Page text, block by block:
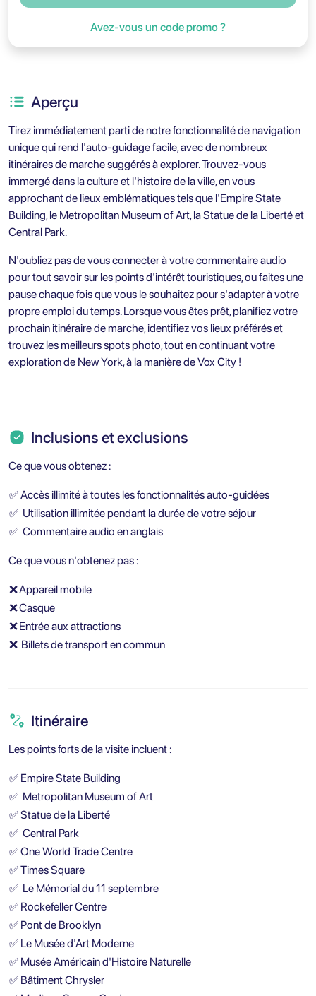
Avez-vous un code promo ?
Aperçu
Tirez immédiatement parti de notre fonctionnalité de navigation
unique qui rend l'auto-guidage facile, avec de nombreux
itinéraires de marche suggérés à explorer. Trouvez-vous
immergé dans la culture et l'histoire de la ville, en vous
approchant de lieux emblématiques tels que l'Empire State
Building, le Metropolitan Museum of Art, la Statue de la Liberté et
Central Park.
N'oubliez pas de vous connecter à votre commentaire audio
pour tout savoir sur les points d'intérêt touristiques, ou faites une
pause chaque fois que vous le souhaitez pour s'adapter à votre
propre emploi du temps. Lorsque vous êtes prêt, planifiez votre
prochain itinéraire de marche, identifiez vos lieux préférés et
trouvez les meilleurs spots photo, tout en continuant votre
exploration de New York, à la manière de Vox City !
Inclusions et exclusions
Ce que vous obtenez :
✅Accès illimité à toutes les fonctionnalités auto-guidées
✅ Utilisation illimitée pendant la durée de votre séjour
✅ Commentaire audio en anglais
Ce que vous n'obtenez pas :
❌Appareil mobile
❌Casque
❌Entrée aux attractions
❌ Billets de transport en commun
Itinéraire
Les points forts de la visite incluent :
✅ Empire State Building
✅ Metropolitan Museum of Art
✅Statue de la Liberté
✅ Central Park
✅One World Trade Centre
✅Times Square
✅ Le Mémorial du 11 septembre
✅ Rockefeller Centre
✅ Pont de Brooklyn
✅ Le Musée d'Art Moderne
✅ Musée Américain d'Histoire Naturelle
✅ Bâtiment Chrysler